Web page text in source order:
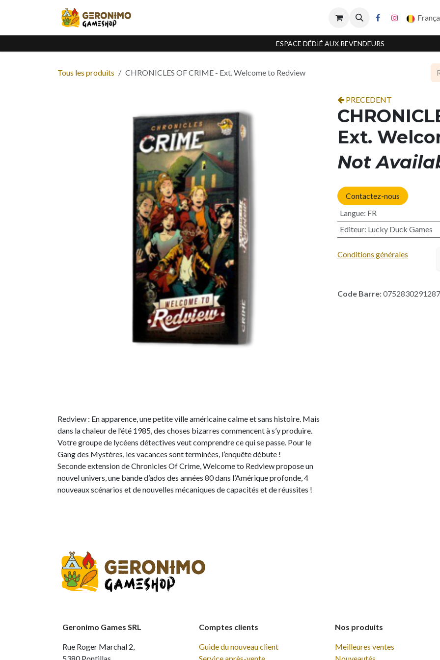
ESPACE DÉDIÉ AUX REVENDEURS
Tous les produits CHRONICLES OF CRIME - Ext. Welcome to Redview
PRECEDENT
Ext.
Not
Contactez-nous
Langue: FR
Editeur: Lucky Duck Games
Conditions générales
Code Barre:0752830291287
Redview : En apparence, une petite ville américaine calme et sans histoire. Mais
dans la chaleur de l’été 1985, des choses bizarres commencent à s’y produire.
Votre groupe de lycéens détectives veut comprendre ce qui se passe. Pour le
Gang des Mystères, les vacances sont terminées, l’enquête débute !
Seconde extension de Chronicles Of Crime, Welcome to Redview propose un
nouvel univers, une bande d’ados des années 80 dans l’Amérique profonde, 4
nouveaux scénarios et de nouvelles mécaniques de capacités et de réussites !
Comptes clients
Guide du nouveau client
Nos produits
Meilleures ventes
Geronimo Games SRL
Rue Roger Marchal 2,